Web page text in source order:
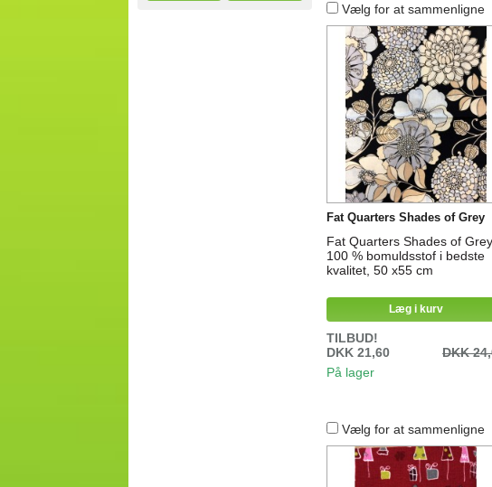
Vælg for at sammenligne
Fat Quarters Shades of Grey
Fat Quarters Shades of Grey
100 % bomuldsstof i bedste
kvalitet, 50 x55 cm
Læg i kurv
TILBUD!
DKK 21,60
DKK
På lager
Vælg for at sammenligne